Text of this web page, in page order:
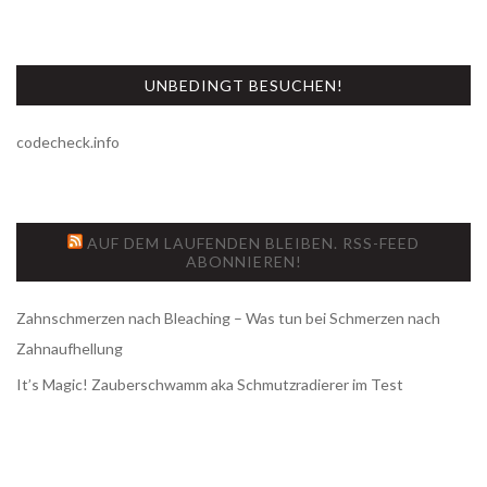
UNBEDINGT BESUCHEN!
codecheck.info
AUF DEM LAUFENDEN BLEIBEN. RSS-FEED
ABONNIEREN!
Zahnschmerzen nach Bleaching – Was tun bei Schmerzen nach
Zahnaufhellung
It’s Magic! Zauberschwamm aka Schmutzradierer im Test